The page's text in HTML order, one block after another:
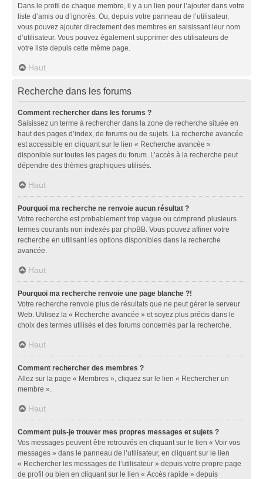
Dans le profil de chaque membre, il y a un lien pour l’ajouter dans votre
liste d’amis ou d’ignorés. Ou, depuis votre panneau de l’utilisateur,
vous pouvez ajouter directement des membres en saisissant leur nom
d’utilisateur. Vous pouvez également supprimer des utilisateurs de
votre liste depuis cette même page.
Haut
Recherche dans les forums
Comment rechercher dans les forums ?
Saisissez un terme à rechercher dans la zone de recherche située en
haut des pages d’index, de forums ou de sujets. La recherche avancée
est accessible en cliquant sur le lien « Recherche avancée »
disponible sur toutes les pages du forum. L’accès à la recherche peut
dépendre des thèmes graphiques utilisés.
Haut
Pourquoi ma recherche ne renvoie aucun résultat ?
Votre recherche est probablement trop vague ou comprend plusieurs
termes courants non indexés par phpBB. Vous pouvez affiner votre
recherche en utilisant les options disponibles dans la recherche
avancée.
Haut
Pourquoi ma recherche renvoie une page blanche ?!
Votre recherche renvoie plus de résultats que ne peut gérer le serveur
Web. Utilisez la « Recherche avancée » et soyez plus précis dans le
choix des termes utilisés et des forums concernés par la recherche.
Haut
Comment rechercher des membres ?
Allez sur la page « Membres », cliquez sur le lien « Rechercher un
membre ».
Haut
Comment puis-je trouver mes propres messages et sujets ?
Vos messages peuvent être retrouvés en cliquant sur le lien « Voir vos
messages » dans le panneau de l’utilisateur, en cliquant sur le lien
« Rechercher les messages de l’utilisateur » depuis votre propre page
de profil ou bien en cliquant sur le lien « Accès rapide » depuis